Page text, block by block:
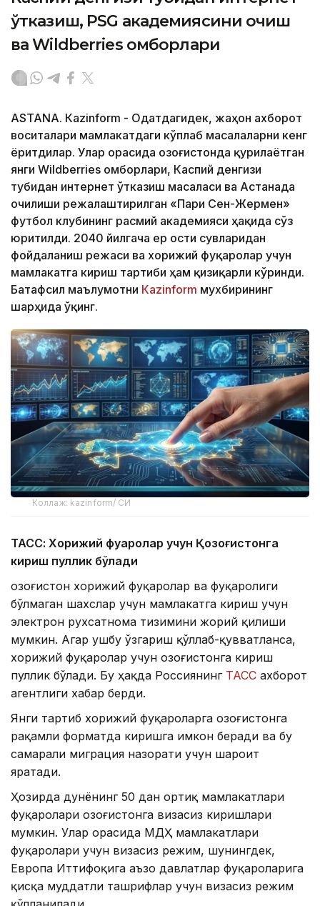
ўтказиш, PSG академиясини очиш
ва Wildberries омборлари
ASTANА. Кazinform - Одатдагидек, жаҳон ахборот
воситалари мамлакатдаги кўплаб масалаларни кенг
ёритдилар. Улар орасида Қозоғистонда қурилаётган
янги Wildberries омборлари, Каспий денгизи
тубидан интернет ўтказиш масаласи ва Астанада
очилиши режалаштирилган «Пари Сен-Жермен»
футбол клубининг расмий академияси ҳақида сўз
юритилди. 2040 йилгача ер ости сувларидан
фойдаланиш режаси ва хорижий фуқаролар учун
мамлакатга кириш тартиби ҳам қизиқарли кўринди.
Батафсил маълумотни Кazinform мухбирининг
шарҳида ўқинг.
Коллаж: kazinform/ СИ
ТАСС: Хорижий фуқаролар учун Қозоғистонга
кириш пуллик бўлади
Қозоғистон хорижий фуқаролар ва фуқаролиги
бўлмаган шахслар учун мамлакатга кириш учун
электрон рухсатнома тизимини жорий қилиши
мумкин. Агар ушбу ўзгариш қўллаб-қувватланса,
хорижий фуқаролар учун Қозоғистонга кириш
пуллик бўлади. Бу ҳақда Россиянинг ТАСС ахборот
агентлиги хабар берди.
Янги тартиб хорижий фуқароларга Қозоғистонга
рақамли форматда киришга имкон беради ва бу
самарали миграция назорати учун шароит
яратади.
Ҳозирда дунёнинг 50 дан ортиқ мамлакатлари
фуқаролари Қозоғистонга визасиз киришлари
мумкин. Улар орасида МДҲ мамлакатлари
фуқаролари учун визасиз режим, шунингдек,
Европа Иттифоқига аъзо давлатлар фуқароларига
қисқа муддатли ташрифлар учун визасиз режим